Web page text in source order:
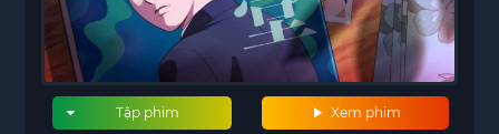
Xem phim
Tập phim